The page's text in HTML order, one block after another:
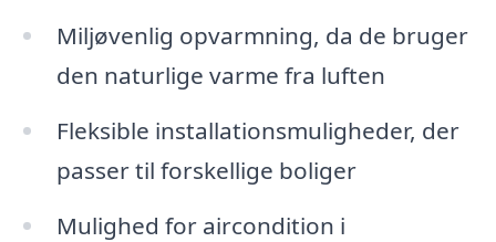
Miljøvenlig opvarmning, da de bruger
den naturlige varme fra luften
Fleksible installationsmuligheder, der
passer til forskellige boliger
Mulighed for aircondition i